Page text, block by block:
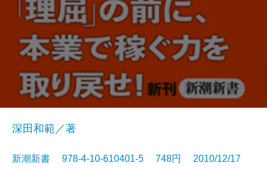
深田和範／著
新潮新書 978-4-10-610401-5 748円 2010/12/17